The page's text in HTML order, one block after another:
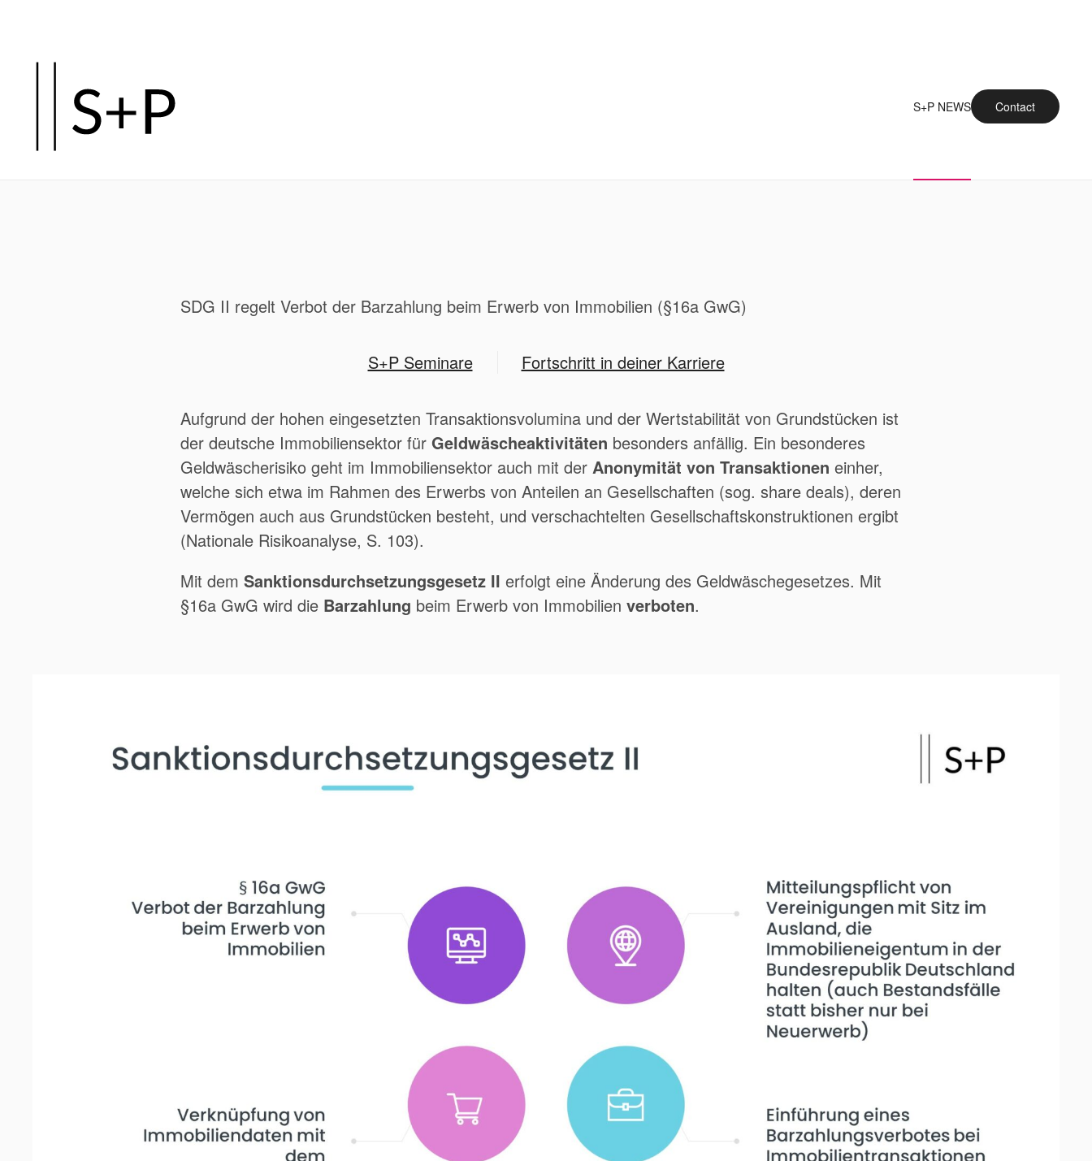
springen
S+P NEWS Contact
SDG II regelt Verbot der Barzahlung beim Erwerb von Immobilien (§16a GwG)
S+P Seminare Fortschritt in deiner Karriere
Aufgrund der hohen eingesetzten Transaktionsvolumina und der Wertstabilität von Grundstücken ist
der deutsche Immobiliensektor für Geldwäscheaktivitäten besonders anfällig. Ein besonderes
Geldwäscherisiko geht im Immobiliensektor auch mit der Anonymität von Transaktionen einher,
welche sich etwa im Rahmen des Erwerbs von Anteilen an Gesellschaften (sog. share deals), deren
Vermögen auch aus Grundstücken besteht, und verschachtelten Gesellschaftskonstruktionen ergibt
(Nationale Risikoanalyse, S. 103).
Mit dem Sanktionsdurchsetzungsgesetz II erfolgt eine Änderung des Geldwäschegesetzes. Mit
§16a GwG wird die Barzahlung beim Erwerb von Immobilien verboten.